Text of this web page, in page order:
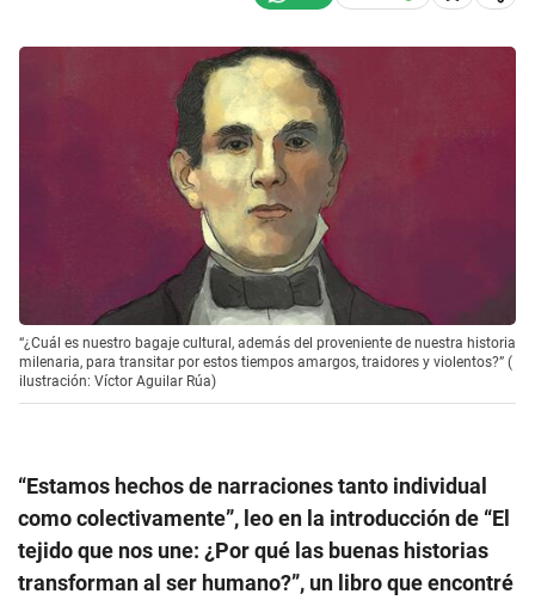
“¿Cuál es nuestro bagaje cultural, además del proveniente de nuestra historia
milenaria, para transitar por estos tiempos amargos, traidores y violentos?” (
ilustración: Víctor Aguilar Rúa)
“Estamos hechos de narraciones tanto individual
como colectivamente”, leo en la introducción de “El
tejido que nos une: ¿Por qué las buenas historias
transforman al ser humano?”, un libro que encontré